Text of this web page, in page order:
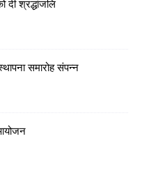
दी श्रद्धांजलि
समारोह संपन्न